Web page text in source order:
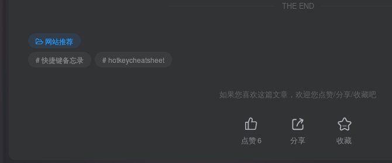
THE END
网站推荐
# 快捷键备忘录
# hotkeycheatsheet
如果您喜欢这篇文章，欢迎您点赞/分享/收藏吧
点赞6 分享 收藏